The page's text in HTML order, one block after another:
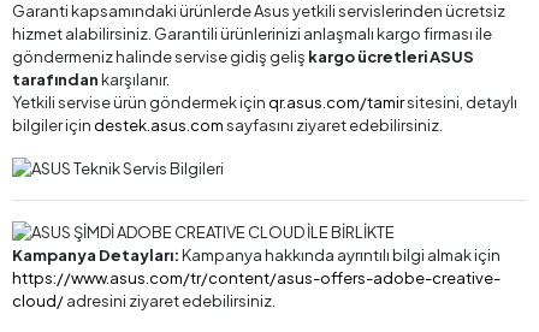
Garanti kapsamındaki ürünlerde Asus yetkili servislerinden ücretsiz
hizmet alabilirsiniz. Garantili ürünlerinizi anlaşmalı kargo firması ile
göndermeniz halinde servise gidiş geliş kargo ücretleri ASUS
tarafındankarşılanır.
Yetkili servise ürün göndermek için qr.asus.com/tamirsitesini, detaylı
bilgiler için destek.asus.comsayfasını ziyaret edebilirsiniz.
Kampanya Detayları:Kampanya hakkında ayrıntılı bilgi almak için
https://www.asus.com/tr/content/asus-offers-adobe-creative-
cloud/adresini ziyaret edebilirsiniz.